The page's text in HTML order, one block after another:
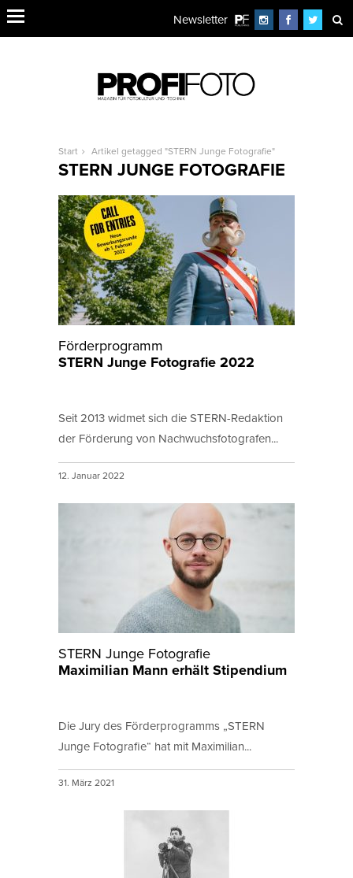
Newsletter
Start Artikel getagged "STERN Junge Fotografie"
STERN JUNGE FOTOGRAFIE
Förderprogramm
STERN Junge Fotografie 2022
Seit 2013 widmet sich die STERN-Redaktion
der Förderung von Nachwuchsfotografen...
12. Januar 2022
STERN Junge Fotografie
Maximilian Mann erhält Stipendium
Die Jury des Förderprogramms „STERN
Junge Fotografie“ hat mit Maximilian...
31. März 2021